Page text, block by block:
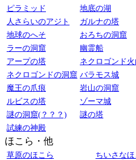
ピラミッド
地底の湖
人さらいのアジト
ガルナの塔
地球のへそ
おろちの洞窟
ラーの洞窟
幽霊船
アープの塔
ネクロゴンド火
ネクロゴンドの洞窟 バラモス城
魔王の爪痕
岩山の洞窟
ルビスの塔
ゾーマ城
謎の洞窟(？？？)
謎の塔
試練の神殿
ほこら・他
草原のほこら
ちいさなほ